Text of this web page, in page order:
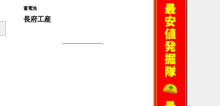
蓄電池
長府工産